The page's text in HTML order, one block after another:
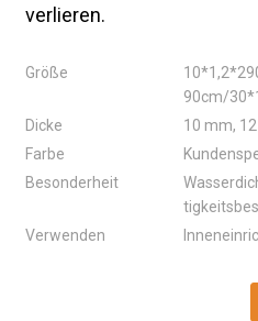
verlieren.
Größe
90cm/
Dicke
10 mm,
Farbe
Besonderheit
Verwenden